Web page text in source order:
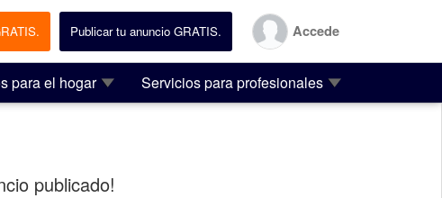
Publicar tu anuncio GRATIS. Accede
para el hogar Servicios para profesionales
publicado!